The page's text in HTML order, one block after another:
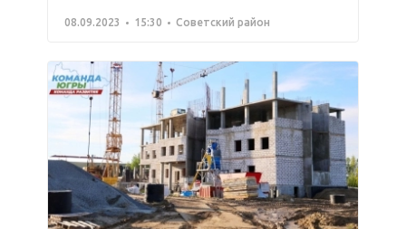
08.09.2023 15:30 Советский район